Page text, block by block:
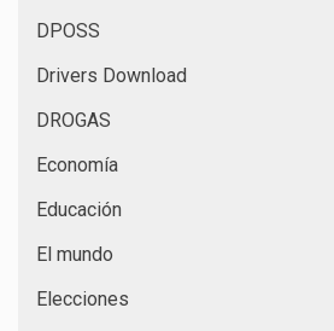
DPOSS
Drivers Download
DROGAS
Economía
Educación
El mundo
Elecciones